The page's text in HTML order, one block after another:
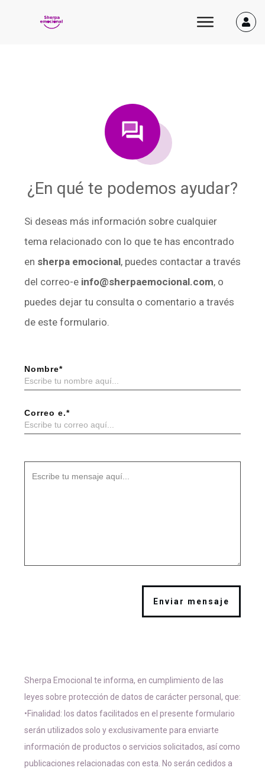
¿En qué te podemos ayudar?
Si deseas más información sobre cualquier
tema relacionado con lo que te has encontrado
en sherpa emocional, puedes contactar a través
del correo-e info@sherpaemocional.com, o
puedes dejar tu consulta o comentario a través
de este formulario.
Nombre*
Correo e.*
Enviar mensaje
Sherpa Emocional te informa, en cumplimiento de las
leyes sobre protección de datos de carácter personal, que:
•Finalidad: los datos facilitados en el presente formulario
serán utilizados solo y exclusivamente para enviarte
información de productos o servicios solicitados, así como
publicaciones relacionadas con esta. No serán cedidos a